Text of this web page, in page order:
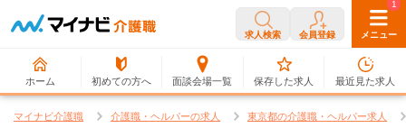
求人検索 会員登録 メニュー
ホーム 初めての方へ 面談会場一覧
0
保存した求人
1
最近見た求人
マイナビ介護職 介護職・ヘルパーの求人 東京都の介護職・ヘルパー求人